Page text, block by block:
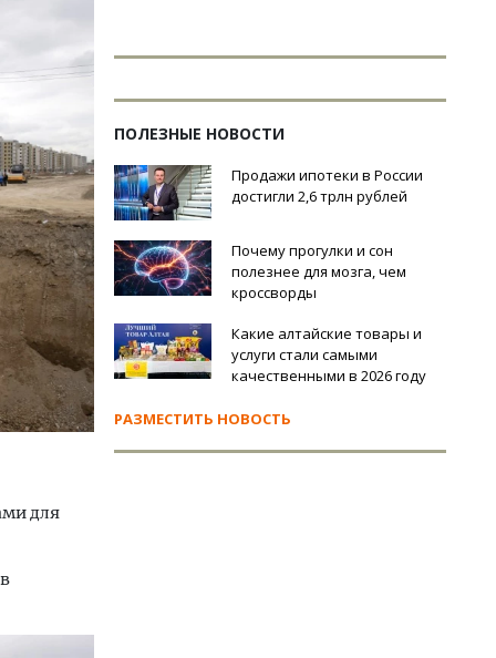
для
ПОЛЕЗНЫЕ НОВОСТИ
Продажи ипотеки в России
достигли 2,6 трлн рублей
Почему прогулки и сон
полезнее для мозга, чем
кроссворды
Какие алтайские товары и
услуги стали самыми
качественными в 2026 году
РАЗМЕСТИТЬ НОВОСТЬ